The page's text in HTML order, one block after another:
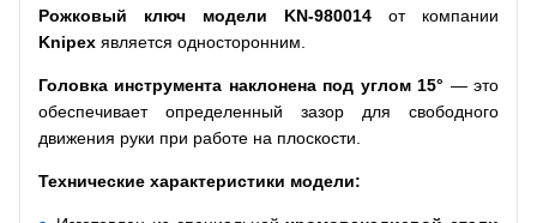
Рожковый ключ модели KN-980014 от компании
Knipex является односторонним.
Головка инструмента наклонена под углом 15° — это
обеспечивает определенный зазор для свободного
движения руки при работе на плоскости.
Технические характеристики модели: